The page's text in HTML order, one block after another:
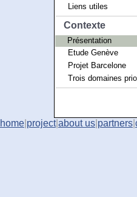
Liens utiles
Contexte
Présentation
Etude Genève
Projet Barcelone
Trois domaines
home project|about us partners